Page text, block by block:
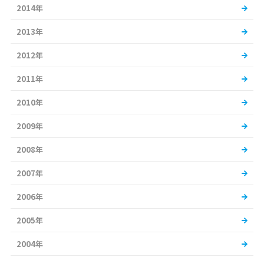
2014年
2013年
2012年
2011年
2010年
2009年
2008年
2007年
2006年
2005年
2004年